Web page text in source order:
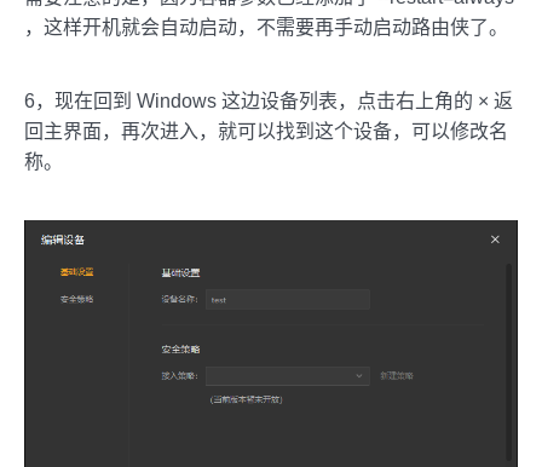
，这样开机就会自动启动，不需要再手动启动路由侠了。
6，现在回到 Windows 这边设备列表，点击右上角的 × 返
回主界面，再次进入，就可以找到这个设备，可以修改名
称。